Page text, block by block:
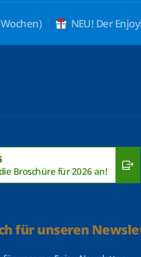
NEU! Der
Broschüre für 2026 an!
für unseren